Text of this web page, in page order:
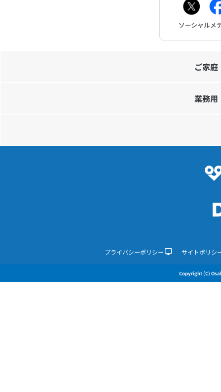
ご家
業務用
プライバシーポリシー サイトポリシ
Copyright (C)